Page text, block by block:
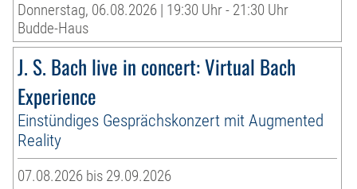
Donnerstag, 06.08.2026 | 19:30 Uhr - 21:30 Uhr
Budde-Haus
J. S. Bach live in concert: Virtual Bach
Experience
Einstündiges Gesprächskonzert mit Augmented
Reality
07.08.2026 bis 29.09.2026